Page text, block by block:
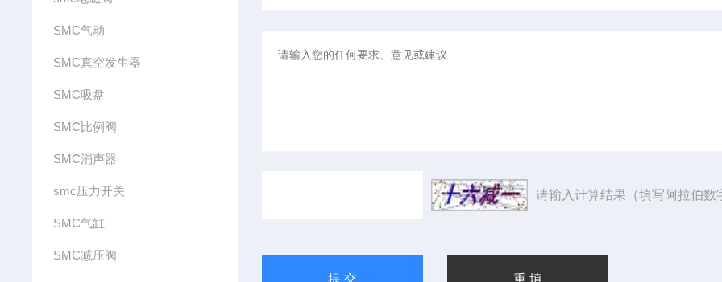
SMC气动
SMC真空发生器
SMC吸盘
SMC比例阀
SMC消声器
smc压力开关
SMC气缸
SMC减压阀
请输入计算结果（填写阿拉伯数